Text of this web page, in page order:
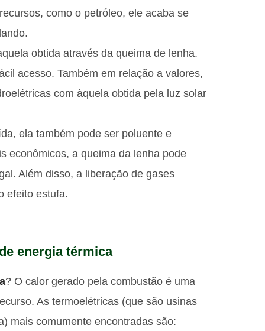
como o petróleo, ele acaba se
obtida através da queima de lenha.
acesso. Também em relação a valores,
com àquela obtida pela luz solar
ela também pode ser poluente e
econômicos, a queima da lenha pode
Além disso, a liberação de gases
efeito estufa.
energia térmica
? O calor gerado pela combustão é uma
As termoelétricas (que são usinas
mais comumente encontradas são: